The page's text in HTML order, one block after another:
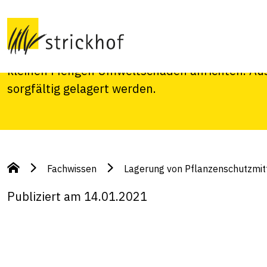
Pflanzenschutzmittel sind in der Regel
kleinen Mengen Umweltschäden anrichten.
sorgfältig gelagert werden.
Fachwissen Lagerung von
Publiziert am 14.01.2021